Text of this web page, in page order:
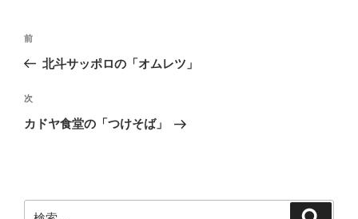
投
ナ
ビ
ゲ
ン
前
の
稿
前
北斗サッポロの「オムレツ」
次
の
次
カドヤ食堂の「つけそば」